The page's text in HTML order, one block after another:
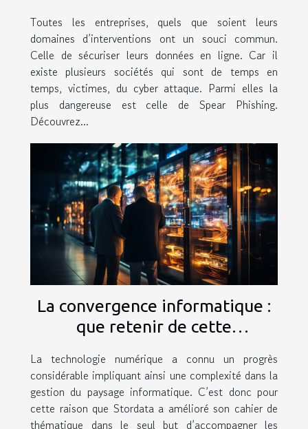
Toutes les entreprises, quels que soient leurs
domaines d’interventions ont un souci commun.
Celle de sécuriser leurs données en ligne. Car il
existe plusieurs sociétés qui sont de temps en
temps, victimes, du cyber attaque. Parmi elles la
plus dangereuse est celle de Spear Phishing.
Découvrez...
La convergence informatique :
que retenir de cette
La technologie numérique a connu un progrès
considérable impliquant ainsi une complexité dans la
gestion du paysage informatique. C’est donc pour
cette raison que Stordata a amélioré son cahier de
thématique dans le seul but d’accompagner les